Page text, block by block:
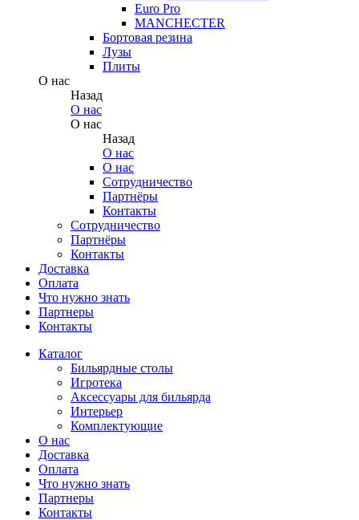
Euro Pro
MANCHECTER
Бортовая резина
Лузы
Плиты
О нас
Назад
О нас
О нас
Назад
О нас
О нас
Сотрудничество
Партнёры
Контакты
Сотрудничество
Партнёры
Контакты
Доставка
Оплата
Что нужно знать
Партнеры
Контакты
Каталог
Бильярдные столы
Игротека
Аксессуары для бильярда
Интерьер
Комплектующие
О нас
Доставка
Оплата
Что нужно знать
Партнеры
Контакты